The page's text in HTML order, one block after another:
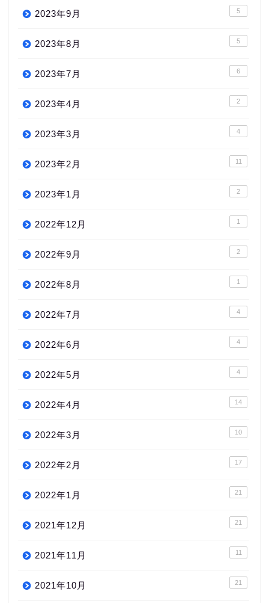
2023年9月 5
2023年8月 5
2023年7月 6
2023年4月 2
2023年3月 4
2023年2月 11
2023年1月 2
2022年12月 1
2022年9月 2
2022年8月 1
2022年7月 4
2022年6月 4
2022年5月 4
2022年4月 14
2022年3月 10
2022年2月 17
2022年1月 21
2021年12月 21
2021年11月 11
2021年10月 21